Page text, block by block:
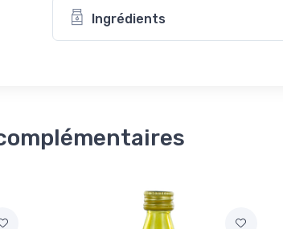
Ingrédients